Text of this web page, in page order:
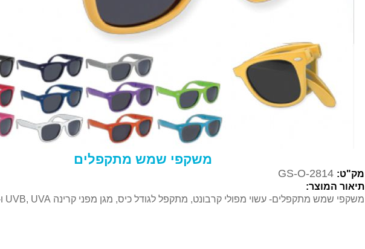
משקפי שמש מתקפלים
מק"ט: GS-O-2814
תיאור המוצר:
משקפי שמש מתקפלים- עשוי מפולי קרבונט, מתקפל לגודל כיס, מגן מפני קרינה UVB, UVA ו- UV400